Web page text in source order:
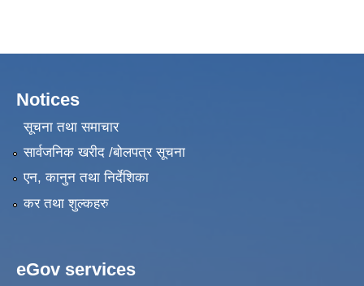
Notices
सूचना तथा समाचार
सार्वजनिक खरीद /बोलपत्र सूचना
एन, कानुन तथा निर्देशिका
कर तथा शुल्कहरु
eGov services